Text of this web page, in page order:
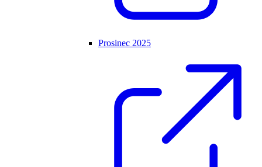
Prosinec 2025